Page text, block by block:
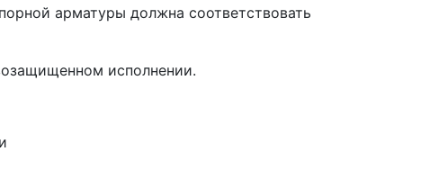
арматуры должна соответствовать
исполнении.